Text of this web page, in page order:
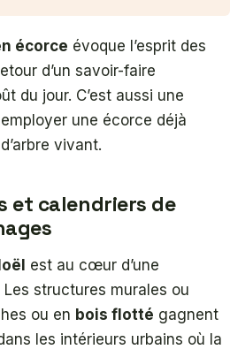
écorce évoque l’esprit des
d’un savoir-faire
du jour. C’est aussi une
une écorce déjà
vivant.
et calendriers de
est au cœur d’une
structures murales ou
ou en bois flotté gagnent
les intérieurs urbains où la